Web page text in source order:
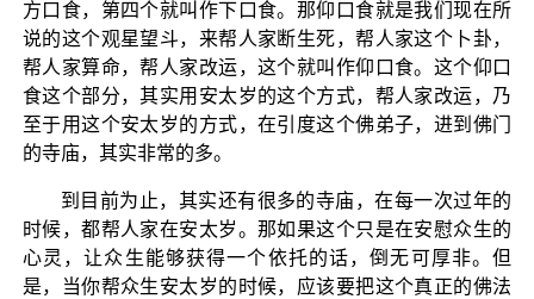
方口食，第四个就叫作下口食。那仰口食就是我们现在所
说的这个观星望斗，来帮人家断生死，帮人家这个卜卦，
帮人家算命，帮人家改运，这个就叫作仰口食。这个仰口
食这个部分，其实用安太岁的这个方式，帮人家改运，乃
至于用这个安太岁的方式，在引度这个佛弟子，进到佛门
的寺庙，其实非常的多。
到目前为止，其实还有很多的寺庙，在每一次过年的
时候，都帮人家在安太岁。那如果这个只是在安慰众生的
心灵，让众生能够获得一个依托的话，倒无可厚非。但
是，当你帮众生安太岁的时候，应该要把这个真正的佛法